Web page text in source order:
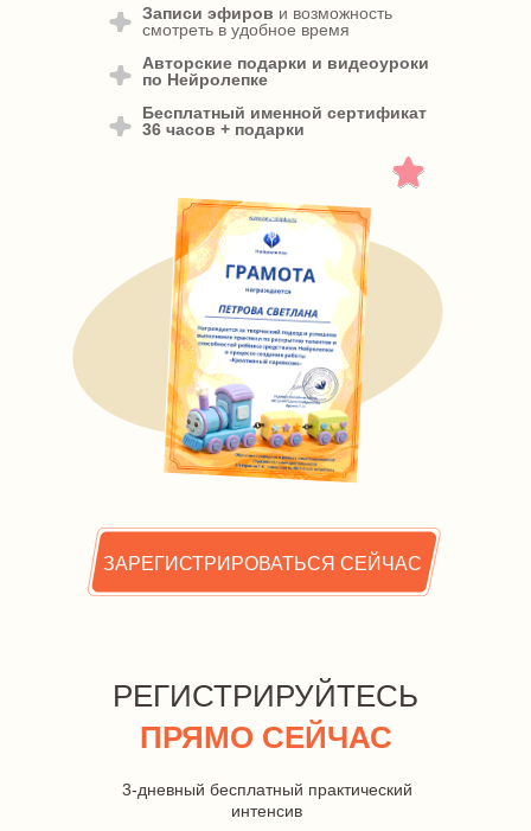
Записи эфиров и возможность
смотреть в удобное время
Авторские подарки и видеоуроки
по Нейролепке
Бесплатный именной сертификат
36 часов + подарки
ЗАРЕГИСТРИРОВАТЬСЯ СЕЙЧАС
РЕГИСТРИРУЙТЕСЬ
ПРЯМО СЕЙЧАС
3-дневный бесплатный практический
интенсив